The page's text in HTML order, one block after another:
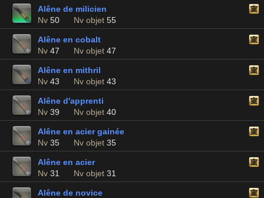
Alêne de milicien
Nv 50 Nv objet 55
Alêne en cobalt
Nv 47 Nv objet 47
Alêne en mithril
Nv 43 Nv objet 43
Alêne d'apprenti
Nv 39 Nv objet 40
Alêne en acier gainée
Nv 35 Nv objet 35
Alêne en acier
Nv 31 Nv objet 31
Alêne de novice